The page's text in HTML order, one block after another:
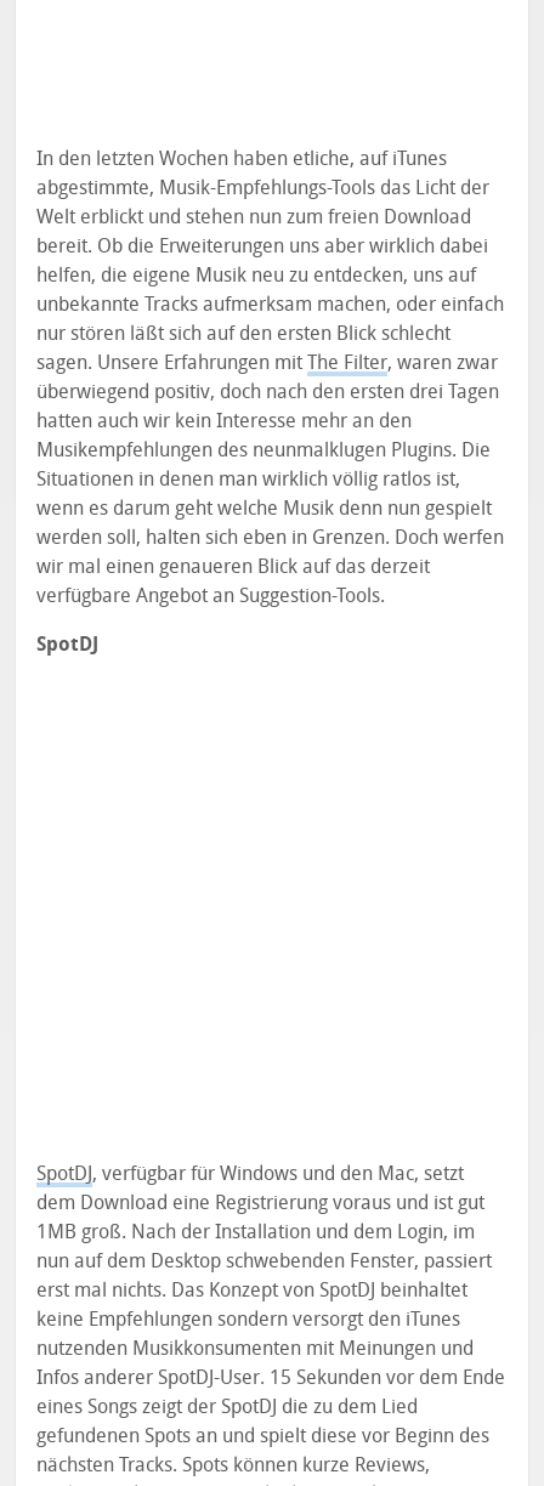
In den letzten Wochen haben etliche, auf iTunes
abgestimmte, Musik-Empfehlungs-Tools das Licht der
Welt erblickt und stehen nun zum freien Download
bereit. Ob die Erweiterungen uns aber wirklich dabei
helfen, die eigene Musik neu zu entdecken, uns auf
unbekannte Tracks aufmerksam machen, oder einfach
nur stören läßt sich auf den ersten Blick schlecht
sagen. Unsere Erfahrungen mitThe Filter, waren zwar
überwiegend positiv, doch nach den ersten drei Tagen
hatten auch wir kein Interesse mehr an den
Musikempfehlungen des neunmalklugen Plugins. Die
Situationen in denen man wirklich völlig ratlos ist,
wenn es darum geht welche Musik denn nun gespielt
werden soll, halten sich eben in Grenzen. Doch werfen
wir mal einen genaueren Blick auf das derzeit
verfügbare Angebot an Suggestion-Tools.
SpotDJ
SpotDJ, verfügbar für Windows und den Mac, setzt
dem Download eine Registrierung voraus und ist gut
1MB groß. Nach der Installation und dem Login, im
nun auf dem Desktop schwebenden Fenster, passiert
erst mal nichts. Das Konzept von SpotDJ beinhaltet
keine Empfehlungen sondern versorgt den iTunes
nutzenden Musikkonsumenten mit Meinungen und
Infos anderer SpotDJ-User. 15 Sekunden vor dem Ende
eines Songs zeigt der SpotDJ die zu dem Lied
gefundenen Spots an und spielt diese vor Beginn des
nächsten Tracks. Spots können kurze Reviews,